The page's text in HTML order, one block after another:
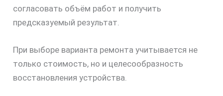
согласовать объём работ и получить
предсказуемый результат.
При выборе варианта ремонта учитывается не
только стоимость, но и целесообразность
восстановления устройства.